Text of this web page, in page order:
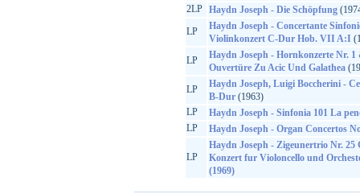
2LP
Haydn Joseph - Die Schöpfung
LP
Haydn Joseph - Concertante
Violinkonzert C-Dur Hob. VII A:I
LP
Haydn Joseph - Hornkonzerte Nr. 1
Ouvertüre Zu Acic Und Galathea
LP
Haydn Joseph, Luigi Boccherini -
B-Dur(1963)
LP
Haydn Joseph - Sinfonia 101 La
LP
Haydn Joseph - Organ Concertos
LP
Haydn Joseph - Zigeunertrio Nr. 25
Konzert fur Violoncello und
(1969)